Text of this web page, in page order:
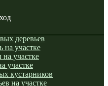
деревьев
на участке
участке
участке
кустарников
на участке